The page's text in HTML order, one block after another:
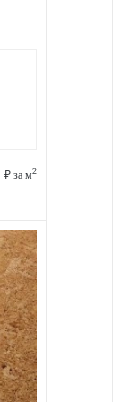
₽ за м2